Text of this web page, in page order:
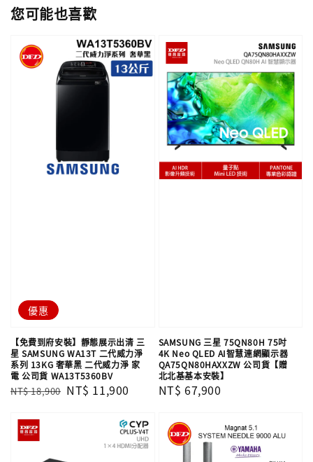
您可能也喜歡
優惠
【免費到府安裝】靜態展示出清 三
星 SAMSUNG WA13T 二代威力淨
系列 13KG 奢華黑 二代威力淨 家
電 公司貨 WA13T5360BV
Regular
NT$ 18,900 Sale
NT$ 11,900
SAMSUNG 三星 75QN80H 75吋
4K Neo QLED AI智慧連網顯示器
QA75QN80HAXXZW 公司貨【贈
北北基基本安裝】
Regular
NT$ 67,900